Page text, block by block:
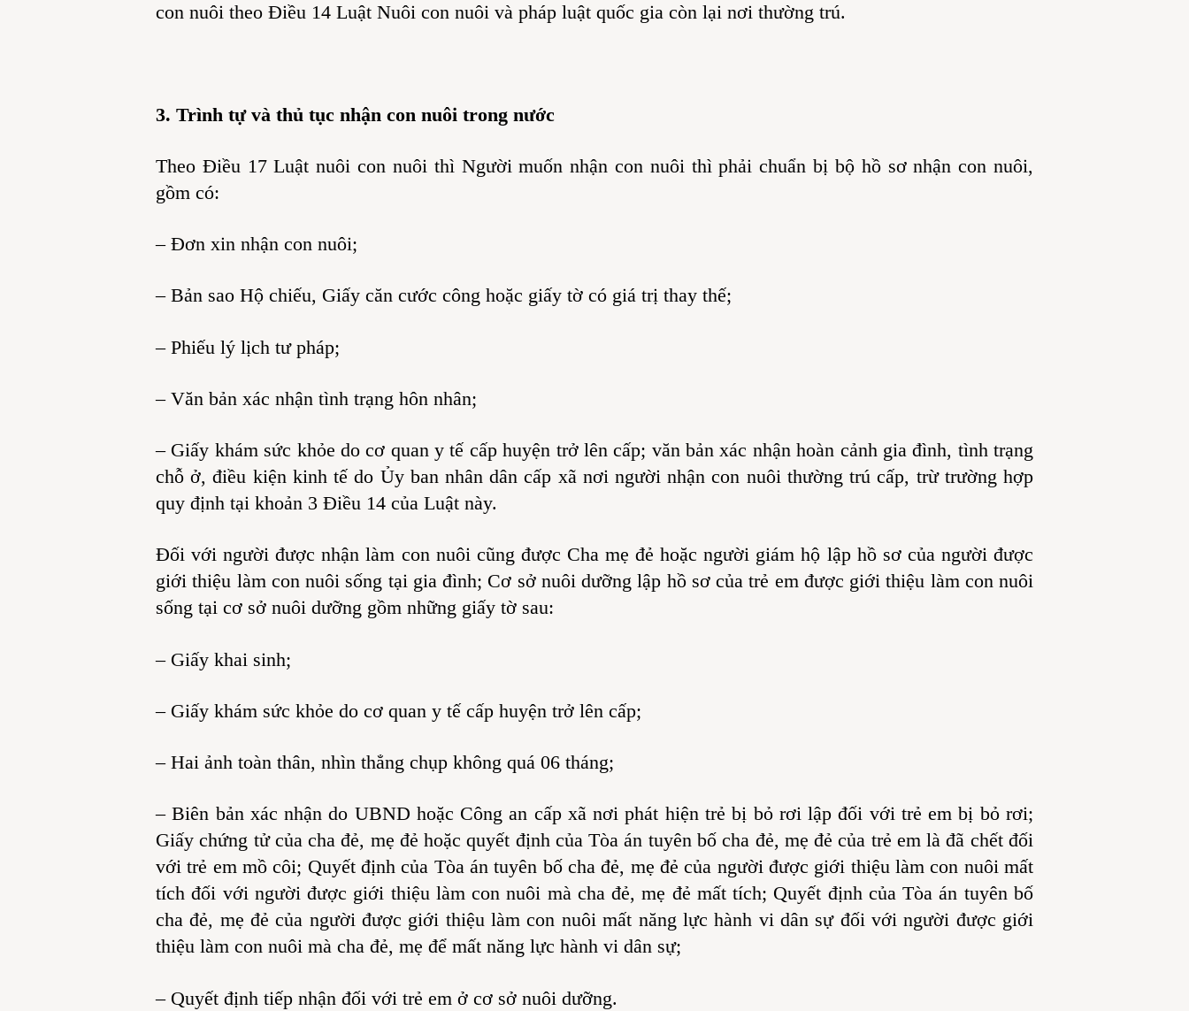
con nuôi theo Điều 14 Luật Nuôi con nuôi và pháp luật quốc gia còn lại nơi thường trú.
3. Trình tự và thủ tục nhận con nuôi trong nước
Theo Điều 17 Luật nuôi con nuôi thì Người muốn nhận con nuôi thì phải chuẩn bị bộ hồ sơ nhận con nuôi,
gồm có:
– Đơn xin nhận con nuôi;
– Bản sao Hộ chiếu, Giấy căn cước công hoặc giấy tờ có giá trị thay thế;
– Phiếu lý lịch tư pháp;
– Văn bản xác nhận tình trạng hôn nhân;
– Giấy khám sức khỏe do cơ quan y tế cấp huyện trở lên cấp; văn bản xác nhận hoàn cảnh gia đình, tình trạng
chỗ ở, điều kiện kinh tế do Ủy ban nhân dân cấp xã nơi người nhận con nuôi thường trú cấp, trừ trường hợp
quy định tại khoản 3 Điều 14 của Luật này.
Đối với người được nhận làm con nuôi cũng được Cha mẹ đẻ hoặc người giám hộ lập hồ sơ của người được
giới thiệu làm con nuôi sống tại gia đình; Cơ sở nuôi dưỡng lập hồ sơ của trẻ em được giới thiệu làm con nuôi
sống tại cơ sở nuôi dưỡng gồm những giấy tờ sau:
– Giấy khai sinh;
– Giấy khám sức khỏe do cơ quan y tế cấp huyện trở lên cấp;
– Hai ảnh toàn thân, nhìn thẳng chụp không quá 06 tháng;
– Biên bản xác nhận do UBND hoặc Công an cấp xã nơi phát hiện trẻ bị bỏ rơi lập đối với trẻ em bị bỏ rơi;
Giấy chứng tử của cha đẻ, mẹ đẻ hoặc quyết định của Tòa án tuyên bố cha đẻ, mẹ đẻ của trẻ em là đã chết đối
với trẻ em mồ côi; Quyết định của Tòa án tuyên bố cha đẻ, mẹ đẻ của người được giới thiệu làm con nuôi mất
tích đối với người được giới thiệu làm con nuôi mà cha đẻ, mẹ đẻ mất tích; Quyết định của Tòa án tuyên bố
cha đẻ, mẹ đẻ của người được giới thiệu làm con nuôi mất năng lực hành vi dân sự đối với người được giới
thiệu làm con nuôi mà cha đẻ, mẹ để mất năng lực hành vi dân sự;
– Quyết định tiếp nhận đối với trẻ em ở cơ sở nuôi dưỡng.